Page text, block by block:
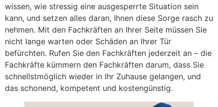
wissen, wie stressig eine ausgesperrte Situation sein
kann, und setzen alles daran, Ihnen diese Sorge rasch zu
nehmen. Mit den Fachkräften an Ihrer Seite müssen Sie
nicht lange warten oder Schäden an Ihrer Tür
befürchten. Rufen Sie den Fachkräften jederzeit an – die
Fachkräfte kümmern den Fachkräften darum, dass Sie
schnellstmöglich wieder in Ihr Zuhause gelangen, und
das schonend, kompetent und kostengünstig.